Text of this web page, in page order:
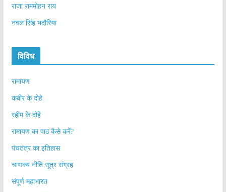
राजा राममोहन राय
नवल सिंह भदौरिया
विविध
रामायण
कबीर के दोहे
रहीम के दोहे
रामायण का पाठ कैसे करें?
पंचतंत्र का इतिहास
चाणक्य नीति सूत्र संग्रह
संपूर्ण महाभारत